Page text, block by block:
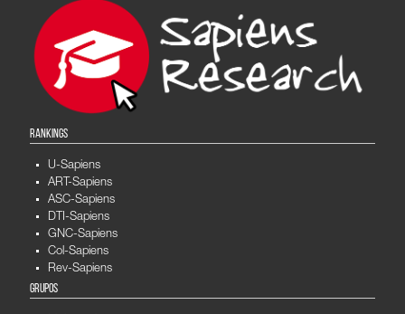
RANKINGS
U-Sapiens
ART-Sapiens
ASC-Sapiens
DTI-Sapiens
GNC-Sapiens
Col-Sapiens
Rev-Sapiens
GRUPOS